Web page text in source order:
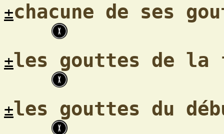
±chacune de ses
±les gouttes de
±les gouttes du